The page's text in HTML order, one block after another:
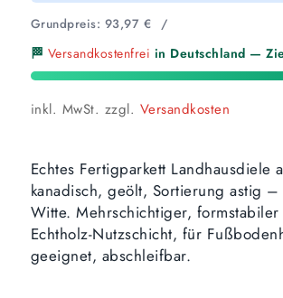
Grundpreis: 93,97 € /
🏁 Versandkostenfrei in Deutschland —
inkl. MwSt. zzgl. Versandkosten
Echtes Fertigparkett Landhausdiele
kanadisch, geölt, Sortierung astig –
Witte. Mehrschichtiger,
Echtholz-Nutzschicht, für
geeignet, abschleifbar.